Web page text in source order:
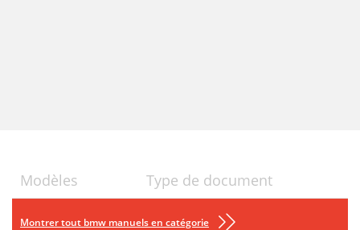
Modèles Type de document
Montrer tout bmw manuels en catégorie